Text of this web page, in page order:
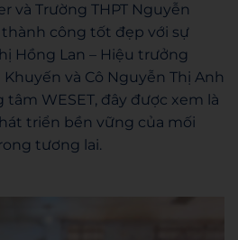
và Trường THPT Nguyễn
thành công tốt đẹp với sự
Hồng Lan – Hiệu trưởng
và Cô Nguyễn Thị Anh
WESET, đây được xem là
triển bền vững của mối
tương lai.